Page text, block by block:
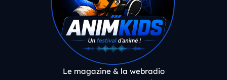
Le magazine & la webradio